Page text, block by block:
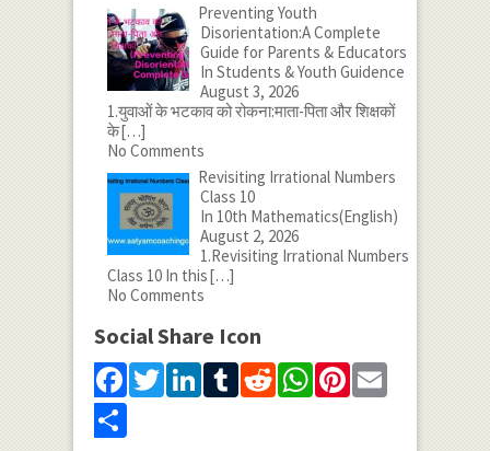
Preventing Youth
Disorientation:A Complete
Guide for Parents & Educators
In Students & Youth Guidence
August 3, 2026
1.युवाओं के भटकाव को रोकना:माता-पिता और शिक्षकों
के[…]
No Comments
Revisiting Irrational Numbers
Class 10
In 10th Mathematics(English)
August 2, 2026
1.Revisiting Irrational Numbers
Class 10 In this[…]
No Comments
Social Share Icon
Facebook
Twitter
LinkedIn
Tumblr
Reddit
WhatsApp
Pinterest
Email
Share